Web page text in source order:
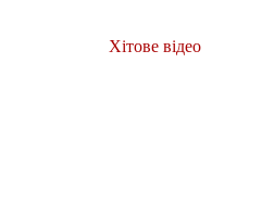
Хітове відео